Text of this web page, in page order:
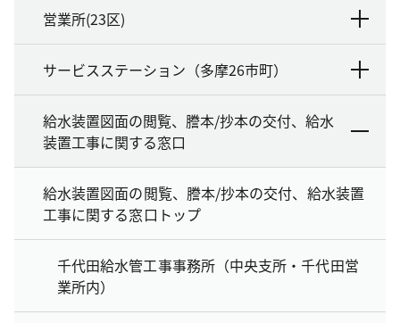
営業所(23区)
サービスステーション（多摩26市町）
給水装置図面の閲覧、謄本/抄本の交付、給水
装置工事に関する窓口
給水装置図面の閲覧、謄本/抄本の交付、給水装置
工事に関する窓口トップ
千代田給水管工事事務所（中央支所・千代田営
業所内）